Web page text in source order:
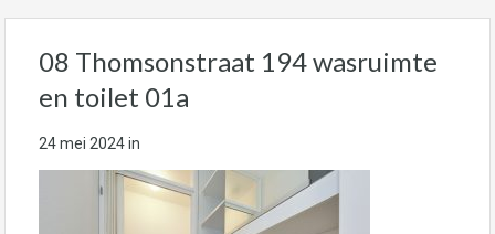
08 Thomsonstraat 194 wasruimte
en toilet 01a
24 mei 2024in